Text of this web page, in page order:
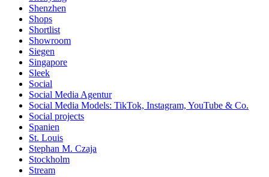
Shenzhen
Shops
Shortlist
Showroom
Siegen
Singapore
Sleek
Social
Social Media Agentur
Social Media Models: TikTok, Instagram, YouTube & Co.
Social projects
Spanien
St. Louis
Stephan M. Czaja
Stockholm
Stream